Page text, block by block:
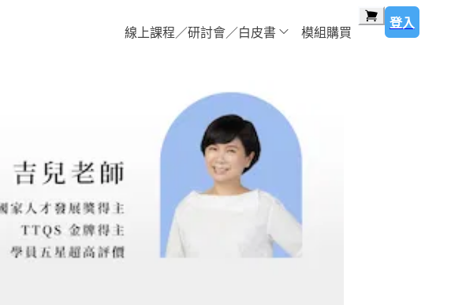
線上課程／研討會／白皮書 模組購買
登入